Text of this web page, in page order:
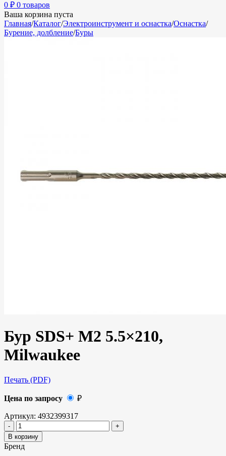
0 ₽ 0 товаров
Ваша корзина пуста
Главная/Каталог/Электроинструмент и оснастка/Оснастка/
Бурение, долбление/Буры
Бур SDS+ M2 5.5×210,
Milwaukee
Печать (PDF)
Цена по запросу ₽
Артикул: 4932399317
В корзину
Бренд